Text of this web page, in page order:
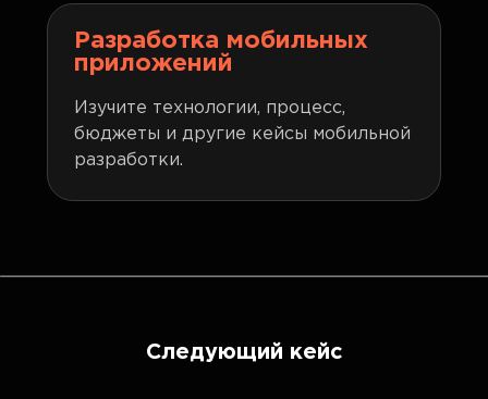
Разработка мобильных
приложений
Изучите технологии, процесс,
бюджеты и другие кейсы мобильной
разработки.
Следующий кейс